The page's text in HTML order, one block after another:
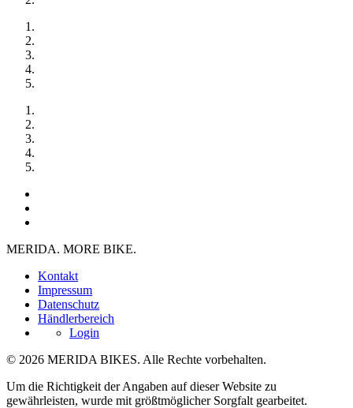
MERIDA. MORE BIKE.
Kontakt
Impressum
Datenschutz
Händlerbereich
Login
© 2026 MERIDA BIKES. Alle Rechte vorbehalten.
Um die Richtigkeit der Angaben auf dieser Website zu
gewährleisten, wurde mit größtmöglicher Sorgfalt gearbeitet.